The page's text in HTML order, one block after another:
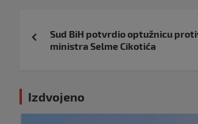
objava
Sud BiH potvrdio optužnicu
ministra Selme Cikotića
Izdvojeno